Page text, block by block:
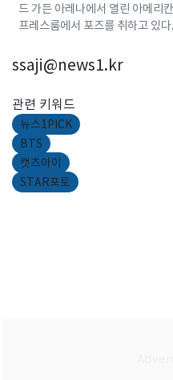
드 가든 아레나에서 열린 아메리
프레스룸에서 포즈를 취하고 있
ssaji@news1.kr
관련 키워드
뉴스1PICK
BTS
캣츠아이
STAR포토